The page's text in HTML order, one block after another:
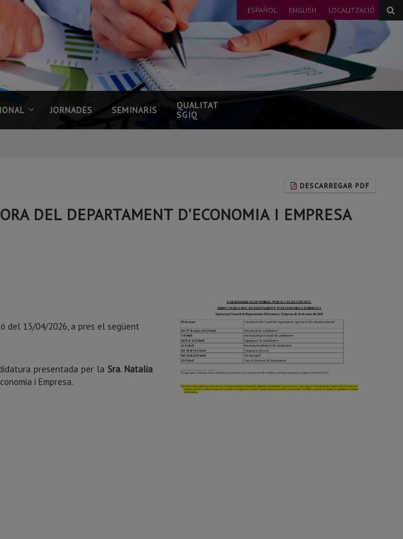
ESPAÑOL ENGLISH LOCALITZACIÓ
JORNADES SEMINARIS
QUALITAT
SGIQ
DESCARREGAR PDF
DEL DEPARTAMENT D'ECONOMIA I EMPRESA
del 13/04/2026, a pres el següent
presentada per la Sra. Natalia
i Empresa.